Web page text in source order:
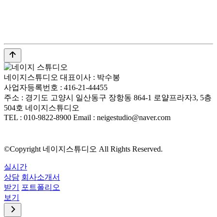
네이지스튜디오 대표이사 : 박수봉
사업자등록번호 : 416-21-44455
주소 : 경기도 고양시 일산동구 장항동 864-1 로얄프라자3, 5층
504호 네이지스튜디오
TEL : 010-9822-8900 Email : neigestudio@naver.com
©Copyright 네이지스튜디오 All Rights Reserved.
실시간
상담 회사소개서
받기
포트폴리오
보기